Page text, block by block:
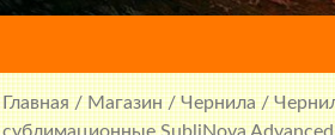
Главная/Магазин/Чернила/